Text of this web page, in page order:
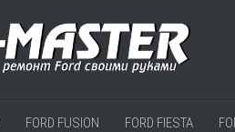
FORD FUSION FORD FIESTA